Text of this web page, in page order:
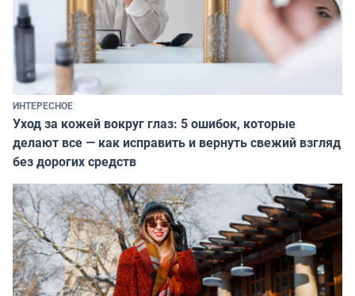
ИНТЕРЕСНОЕ
Уход за кожей вокруг глаз: 5 ошибок, которые
делают все — как исправить и вернуть свежий взгляд
без дорогих средств